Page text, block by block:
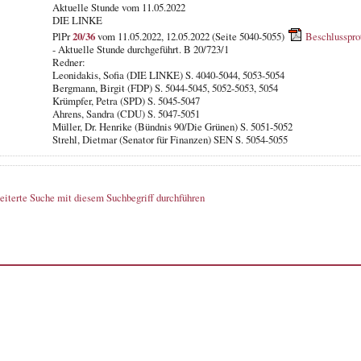
Aktuelle Stunde vom 11.05.2022
DIE LINKE
PlPr20/36vom 11.05.2022, 12.05.2022 (Seite 5040-5055)
- Aktuelle Stunde durchgeführt. B 20/723/1
Redner:
Leonidakis, Sofia (DIE LINKE) S. 4040-5044, 5053-5054
Bergmann, Birgit (FDP) S. 5044-5045, 5052-5053, 5054
Krümpfer, Petra (SPD) S. 5045-5047
Ahrens, Sandra (CDU) S. 5047-5051
Müller, Dr. Henrike (Bündnis 90/Die Grünen) S. 5051-5052
Strehl, Dietmar (Senator für Finanzen) SEN S. 5054-5055
Suche mit diesem Suchbegriff durchführen